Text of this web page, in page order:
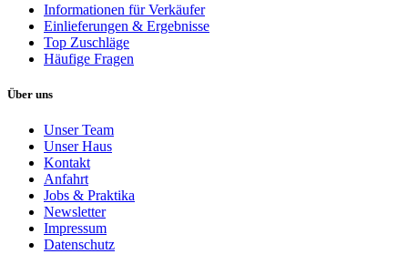
Informationen für Verkäufer
Einlieferungen & Ergebnisse
Top Zuschläge
Häufige Fragen
Über uns
Unser Team
Unser Haus
Kontakt
Anfahrt
Jobs & Praktika
Newsletter
Impressum
Datenschutz